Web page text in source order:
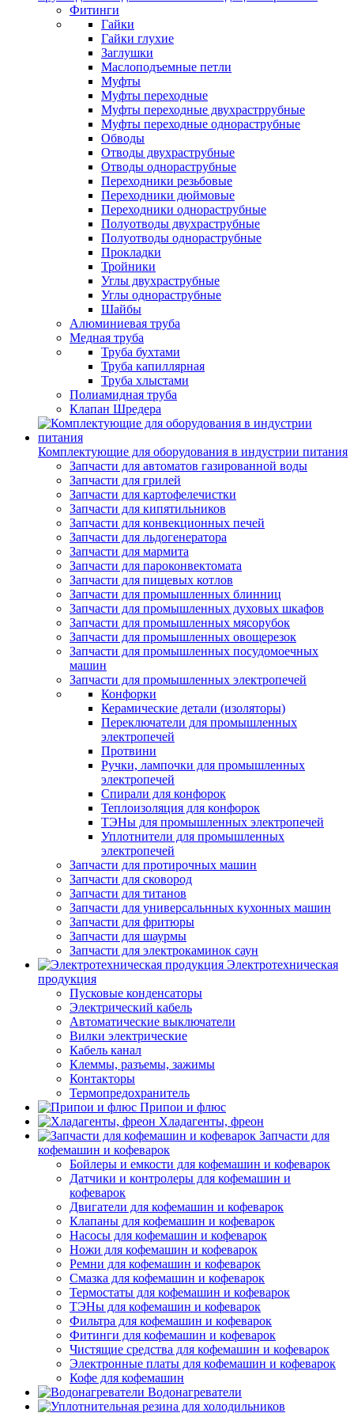
Фитинги
Гайки
Гайки глухие
Заглушки
Маслоподъемные петли
Муфты
Муфты переходные
Муфты переходные двухрастррубные
Муфты переходные однораструбные
Обводы
Отводы двухраструбные
Отводы однораструбные
Переходники резьбовые
Переходники дюймовые
Переходники однораструбные
Полуотводы двухраструбные
Полуотводы однораструбные
Прокладки
Тройники
Углы двухраструбные
Углы однораструбные
Шайбы
Алюминиевая труба
Медная труба
Труба бухтами
Труба капиллярная
Труба хлыстами
Полиамидная труба
Клапан Шредера
Комплектующие для оборудования в индустрии питания
Запчасти для автоматов газированной воды
Запчасти для грилей
Запчасти для картофелечистки
Запчасти для кипятильников
Запчасти для конвекционных печей
Запчасти для льдогенератора
Запчасти для мармита
Запчасти для пароконвектомата
Запчасти для пищевых котлов
Запчасти для промышленных блинниц
Запчасти для промышленных духовых шкафов
Запчасти для промышленных мясорубок
Запчасти для промышленных овощерезок
Запчасти для промышленных посудомоечных
машин
Запчасти для промышленных электропечей
Конфорки
Керамические детали (изоляторы)
Переключатели для промышленных
электропечей
Протвини
Ручки, лампочки для промышленных
электропечей
Спирали для конфорок
Теплоизоляция для конфорок
ТЭНы для промышленных электропечей
Уплотнители для промышленных
электропечей
Запчасти для протирочных машин
Запчасти для сковород
Запчасти для титанов
Запчасти для универсальнных кухонных машин
Запчасти для фритюры
Запчасти для шаурмы
Запчасти для электрокаминок саун
Электротехническая
продукция
Пусковые конденсаторы
Электрический кабель
Автоматические выключатели
Вилки электрические
Кабель канал
Клеммы, разъемы, зажимы
Контакторы
Термопредохранитель
Припои и флюс
Хладагенты, фреон
Запчасти для
кофемашин и кофеварок
Бойлеры и емкости для кофемашин и кофеварок
Датчики и контролеры для кофемашин и
кофеварок
Двигатели для кофемашин и кофеварок
Клапаны для кофемашин и кофеварок
Насосы для кофемашин и кофеварок
Ножи для кофемашин и кофеварок
Ремни для кофемашин и кофеварок
Смазка для кофемашин и кофеварок
Термостаты для кофемашин и кофеварок
ТЭНы для кофемашин и кофеварок
Фильтра для кофемашин и кофеварок
Фитинги для кофемашин и кофеварок
Чистящие средства для кофемашин и кофеварок
Электронные платы для кофемашин и кофеварок
Кофе для кофемашин
Водонагреватели